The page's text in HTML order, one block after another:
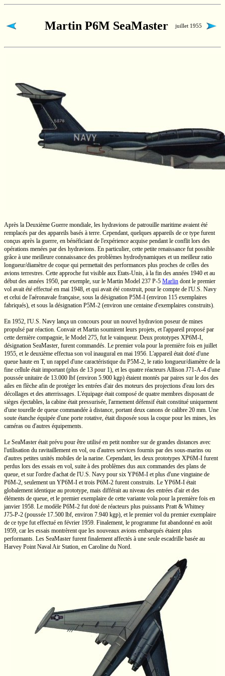
Martin P6M SeaMaster juillet 1955
Après la Deuxième Guerre mondiale, les hydravions de patrouille maritime avaient été
remplacés par des appareils basés à terre. Cependant, quelques appareils de ce type furent
conçus après la guerre, en bénéficiant de l'expérience acquise pendant le conflit lors des
opérations menées par des hydravions. En particulier, cette petite renaissance fut possible
grâce à une meilleure connaissance des problèmes hydrodynamiques et un meilleur ratio
longueur/diamètre de coque qui permettait des performances plus proches de celles des
avions terrestres. Cette approche fut visible aux Etats-Unis, à la fin des années 1940 et au
début des années 1950, par exemple, sur le Martin Model 237 P-5 Marlin dont le premier
vol avait été effectué en mai 1948, et qui avait été construit, pour le compte de l'U.S. Navy
et celui de l'aéronavale française, sous la désignation P5M-I (environ 115 exemplaires
fabriqués), et sous la désignation P5M-2 (environ une centaine d'exemplaires construits).
En 1952, l'U.S. Navy lança un concours pour un nouvel hydravion poseur de mines
propulsé par réaction. Convair et Martin soumirent leurs projets, et l'appareil proposé par
cette dernière compagnie, le Model 275, fut le vainqueur. Deux prototypes XP6M-I,
désignation SeaMaster, furent commandés. Le premier vola pour la première fois en juillet
1955, et le deuxième effectua son vol inaugural en mai 1956. L'appareil était doté d'une
queue haute en T, un rappel d'une caractéristique du P5M-2, le ratio longueur/diamètre de la
fine cellule était important (plus de 13 pour 1), et les quatre réacteurs Allison J71-A-4 d'une
poussée unitaire de 13.000 lbf (environ 5.900 kgp) étaient montés par paires sur le dos des
ailes en flèche afin de protéger les entrées d'air des moteurs des projections d'eau lors des
décollages et des atterrissages. L'équipage était composé de quatre membres disposant de
sièges éjectables, la cabine était pressurisée, l'armement défensif était constitué uniquement
d'une tourelle de queue commandée à distance, portant deux canons de calibre 20 mm. Une
soute étanche équipée d'une porte rotative, était disposée sous la coque pour les mines, les
caméras ou d'autres équipements.
Le SeaMaster était prévu pour être utilisé en petit nombre sur de grandes distances avec
l'utilisation du ravitaillement en vol, ou d'autres services fournis par des sous-marins ou
d'autres petites unités mobiles de la narine. Cependant, les deux prototypes XP6M-I furent
perdus lors des essais en vol, suite à des problèmes dus aux commandes des plans de
queue, et sur l'ordre d'achat de l'U.S. Navy pour six YP6M-I et plus d'une vingtaine de
P6M-2, seulement un YP6M-I et trois P6M-2 furent construits. Le YP6M-I était
globalement identique au prototype, mais différait au niveau des entrées d'air et des
éléments de queue, et le premier exemplaire de cette variante vola pour la première fois en
janvier 1958. Le modèle P6M-2 fut doté de réacteurs plus puissants Pratt & Whitney
J75-P-2 (poussée 17.500 lbf, environ 7.940 kgp), et le premier vol du premier exemplaire
de ce type fut effectué en février 1959. Finalement, le programme fut abandonné en août
1959, car les essais montrèrent que les nouveaux avions embarqués étaient plus
performants. Les SeaMaster furent finalement affectés à une seule escadrille basée au
Harvey Point Naval Air Station, en Caroline du Nord.